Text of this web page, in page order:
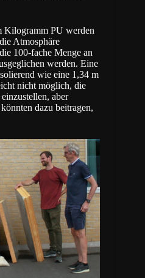
Kilogramm PU werden
Atmosphäre
100-fache Menge an
werden. Eine
wie eine 1,34 m
nicht möglich, die
aber
dazu beitragen,